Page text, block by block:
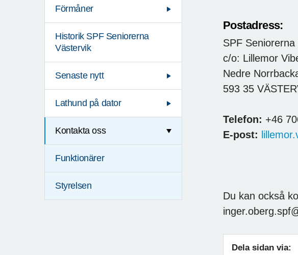
Förmåner
Historik SPF Seniorerna
Västervik
Senaste nytt
Lathund på dator
Kontakta oss
Funktionärer
Styrelsen
Postadress:
SPF
c/o: Lillemor
Nedre
593 35
Telefon: +46
E-post:
Du kan också
Dela sidan via: